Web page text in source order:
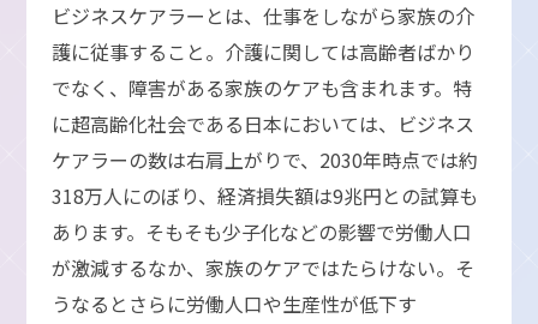
ビジネスケアラーとは、仕事をしながら家族の介
護に従事すること。介護に関しては高齢者ばかり
でなく、障害がある家族のケアも含まれます。特
に超高齢化社会である日本においては、ビジネス
ケアラーの数は右肩上がりで、2030年時点では約
318万人にのぼり、経済損失額は9兆円との試算も
あります。そもそも少子化などの影響で労働人口
が激減するなか、家族のケアではたらけない。そ
うなるとさらに労働人口や生産性が低下す